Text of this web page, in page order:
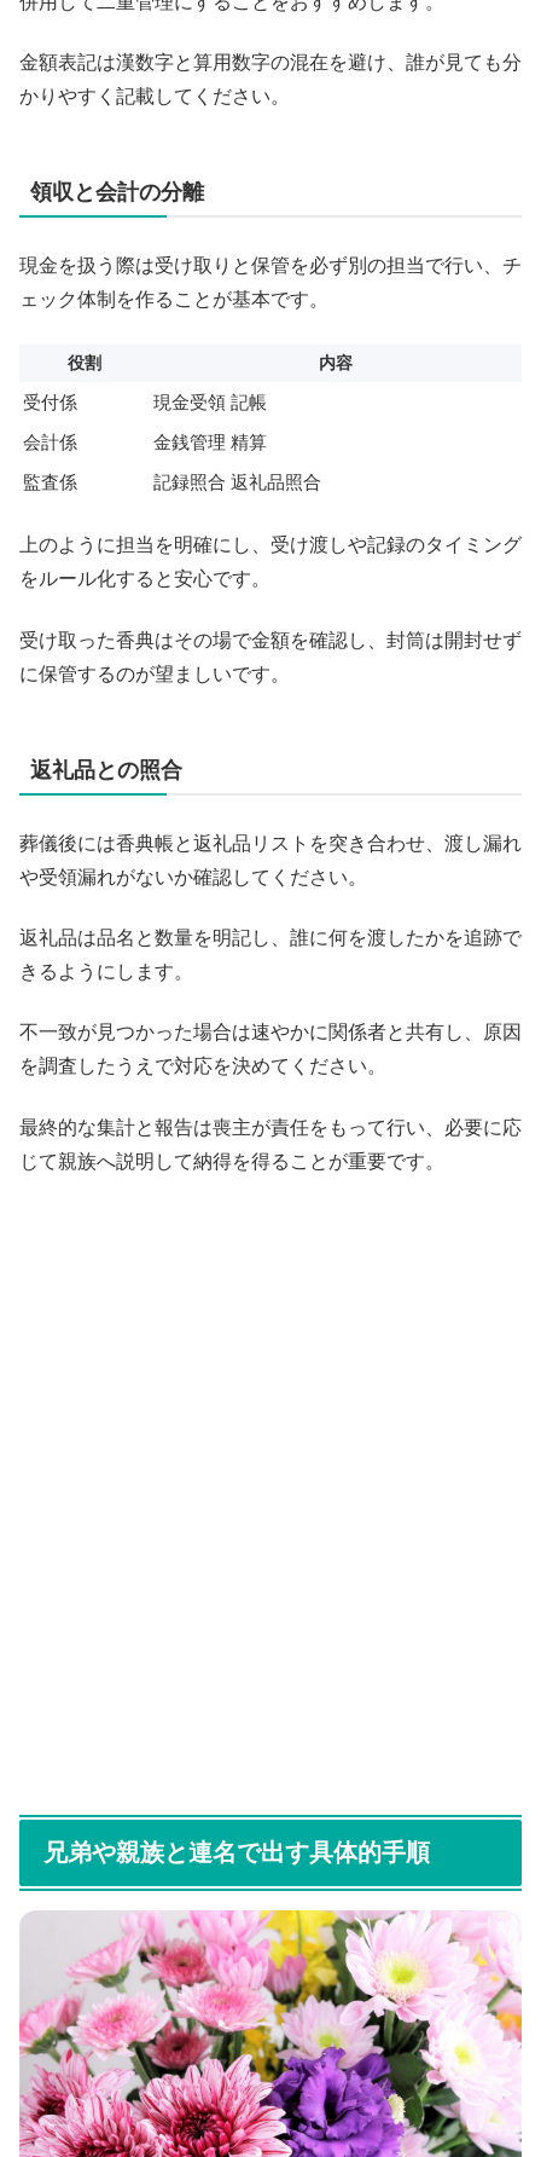
金額表記は漢数字と算用数字の混在を避け、誰が見ても分
かりやすく記載してください。
領収と会計の分離
現金を扱う際は受け取りと保管を必ず別の担当で行い、チ
ェック体制を作ることが基本です。
役割 内容
受付係
現金受領 記帳
会計係
金銭管理 精算
監査係
記録照合 返礼品照合
上のように担当を明確にし、受け渡しや記録のタイミング
をルール化すると安心です。
受け取った香典はその場で金額を確認し、封筒は開封せず
に保管するのが望ましいです。
返礼品との照合
葬儀後には香典帳と返礼品リストを突き合わせ、渡し漏れ
や受領漏れがないか確認してください。
返礼品は品名と数量を明記し、誰に何を渡したかを追跡で
きるようにします。
不一致が見つかった場合は速やかに関係者と共有し、原因
を調査したうえで対応を決めてください。
最終的な集計と報告は喪主が責任をもって行い、必要に応
じて親族へ説明して納得を得ることが重要です。
兄弟や親族と連名で出す具体的手順